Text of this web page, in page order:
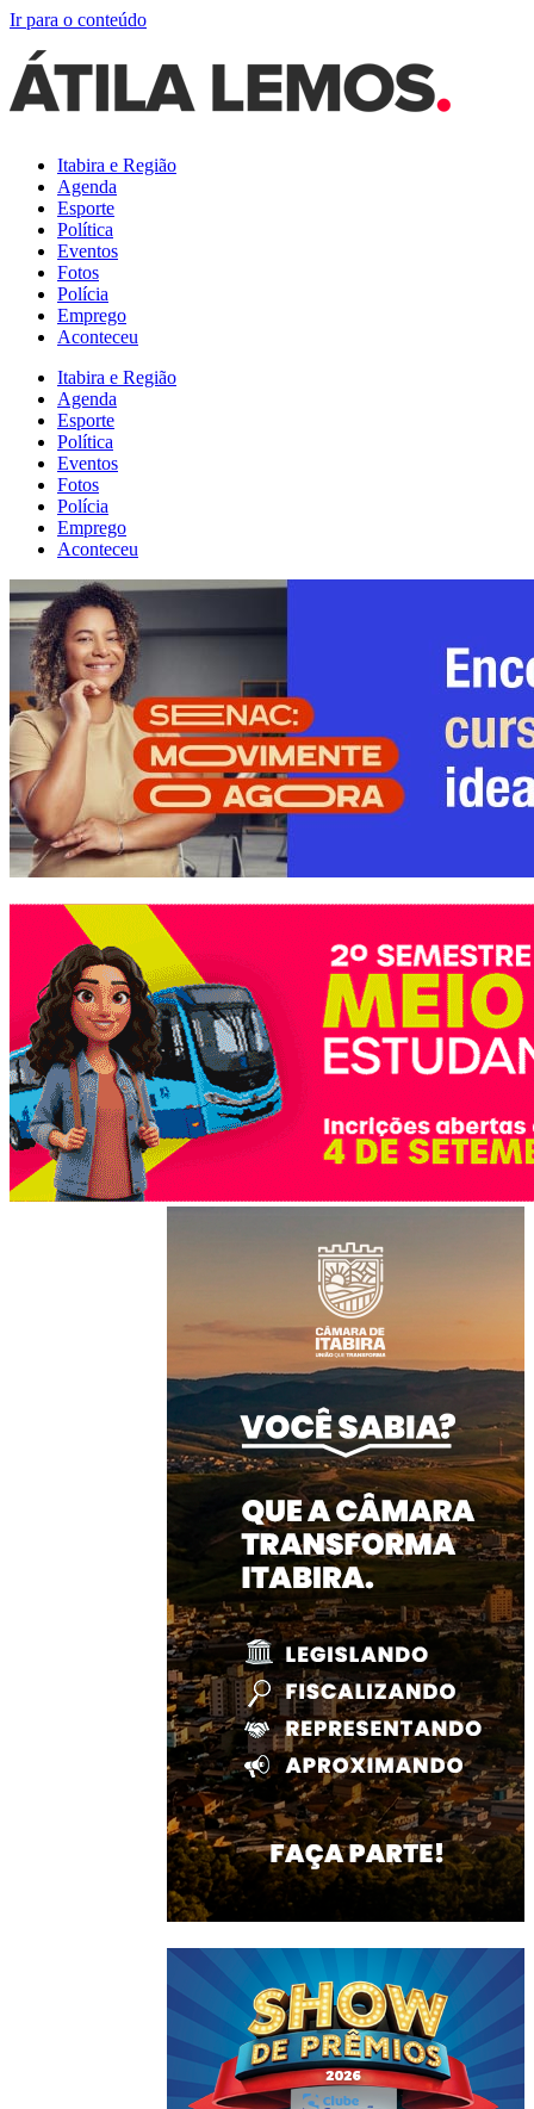
Ir para o conteúdo
Itabira e Região
Agenda
Esporte
Política
Eventos
Fotos
Polícia
Emprego
Aconteceu
Itabira e Região
Agenda
Esporte
Política
Eventos
Fotos
Polícia
Emprego
Aconteceu